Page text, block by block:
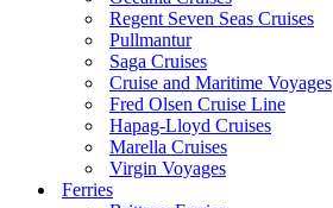
Regent Seven Seas Cruises
Pullmantur
Saga Cruises
Cruise and Maritime Voyages
Fred Olsen Cruise Line
Hapag-Lloyd Cruises
Marella Cruises
Virgin Voyages
Ferries